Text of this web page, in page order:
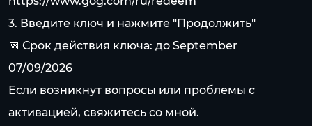
3. Введите ключ и нажмите "Продолжить"
📅 Срок действия ключа: до September
07/09/2026
Если возникнут вопросы или проблемы с
активацией, свяжитесь со мной.